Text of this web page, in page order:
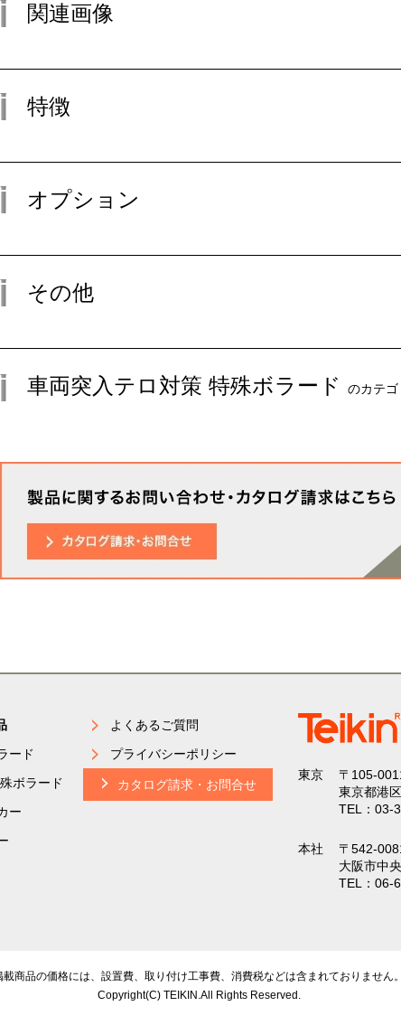
関連画像
特徴
オプション
その他
車両突入テロ対策 特殊ボラード のカテ
ード
ボラード
ー
よくあるご質問
プライバシーポリシー
カタログ請求・お問合せ
東京
〒105-
東京都港
TEL：03-
本社
〒542-
大阪市中
TEL：06-
載商品の価格には、設置費、取り付け工事費、 消費税などは含まれておりません
Copyright(C) TEIKIN.All Rights Reserved.